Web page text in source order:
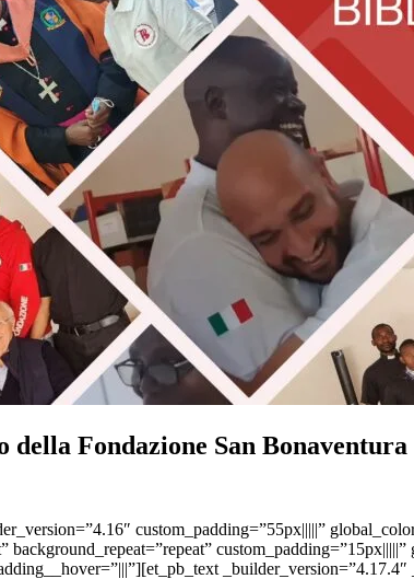
Fondazione San Bonaventura
custom_padding=”55px|||||”